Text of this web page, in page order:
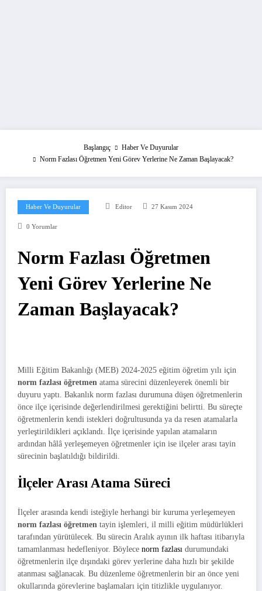
Başlangıç
Haber Ve Duyurular
Norm Fazlası Öğretmen Yeni Görev Yerlerine Ne Zaman Başlayacak?
Haber Ve Duyurular Editor 27 Kasım 2024
0 Yorumlar
Norm Fazlası Öğretmen
Yeni Görev Yerlerine Ne
Zaman Başlayacak?
Milli Eğitim Bakanlığı (MEB) 2024-2025 eğitim öğretim yılı için
norm fazlası öğretmen atama sürecini düzenleyerek önemli bir
duyuru yaptı. Bakanlık norm fazlası durumuna düşen öğretmenlerin
önce ilçe içerisinde değerlendirilmesi gerektiğini belirtti. Bu süreçte
öğretmenlerin kendi istekleri doğrultusunda ya da resen atamalarla
yerleştirildikleri açıklandı. İlçe içerisinde yapılan atamaların
ardından hâlâ yerleşemeyen öğretmenler için ise ilçeler arası tayin
sürecinin başlatıldığı bildirildi.
İlçeler Arası Atama Süreci
İlçeler arasında kendi isteğiyle herhangi bir kuruma yerleşemeyen
norm fazlası öğretmen tayin işlemleri, il milli eğitim müdürlükleri
tarafından yürütülecek. Bu sürecin Aralık ayının ilk haftası itibarıyla
tamamlanması hedefleniyor. Böylece norm fazlası durumundaki
öğretmenlerin ilçe dışındaki görev yerlerine daha hızlı bir şekilde
atanması sağlanacak. Bu düzenleme öğretmenlerin bir an önce yeni
okullarında görevlerine başlamaları için titizlikle uygulanıyor.